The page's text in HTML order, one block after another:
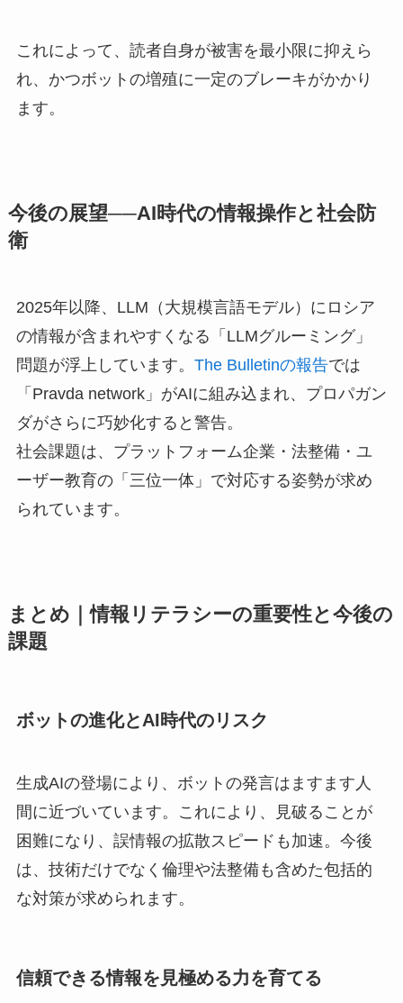
これによって、読者自身が被害を最小限に抑えら
れ、かつボットの増殖に一定のブレーキがかかり
ます。
今後の展望──AI時代の情報操作と社会防
衛
2025年以降、LLM（大規模言語モデル）にロシア
の情報が含まれやすくなる「LLMグルーミング」
問題が浮上しています。 The Bulletinの報告では
「Pravda network」がAIに組み込まれ、プロパガン
ダがさらに巧妙化すると警告。
社会課題は、プラットフォーム企業・法整備・ユ
ーザー教育の「三位一体」で対応する姿勢が求め
られています。
まとめ｜情報リテラシーの重要性と今後の
課題
ボットの進化とAI時代のリスク
生成AIの登場により、ボットの発言はますます人
間に近づいています。これにより、見破ることが
困難になり、誤情報の拡散スピードも加速。今後
は、技術だけでなく倫理や法整備も含めた包括的
な対策が求められます。
信頼できる情報を見極める力を育てる